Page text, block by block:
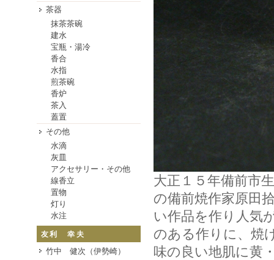
茶器
抹茶茶碗
建水
宝瓶・湯冷
香合
水指
煎茶碗
香炉
茶入
蓋置
その他
水滴
灰皿
アクセサリー・その他
線香立
置物
灯り
水注
友利 幸夫
竹中 健次（伊勢崎）
大正１５年備前市
の備前焼作家原田
い作品を作り人気
のある作りに、焼
味の良い地肌に黄